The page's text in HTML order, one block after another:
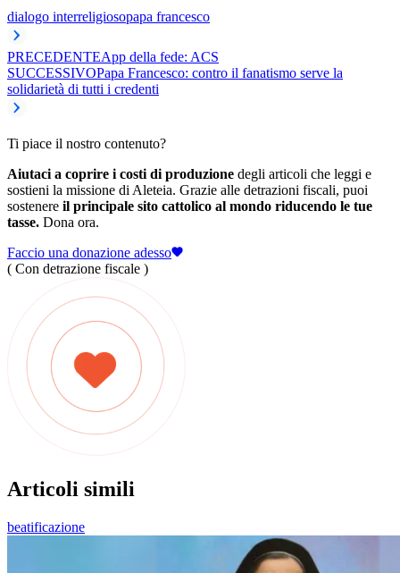
dialogo interreligiosopapa francesco
PRECEDENTEApp della fede: ACS
SUCCESSIVOPapa Francesco: contro il fanatismo serve la
solidarietà di tutti i credenti
Ti piace il nostro contenuto?
Aiutaci a coprire i costi di produzione degli articoli che leggi e
sostieni la missione di Aleteia. Grazie alle detrazioni fiscali, puoi
sostenere il principale sito cattolico al mondo riducendo le tue
tasse. Dona ora.
Faccio una donazione adesso
( Con detrazione fiscale )
Articoli simili
beatificazione